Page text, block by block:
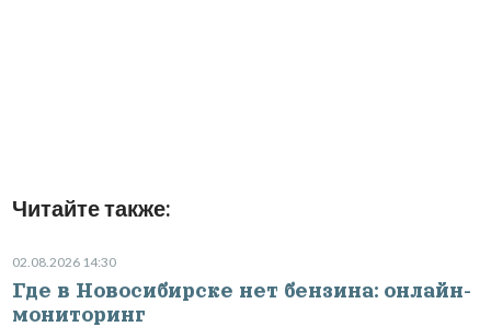
Читайте также:
02.08.2026 14:30
Где в Новосибирске нет бензина: онлайн-
мониторинг